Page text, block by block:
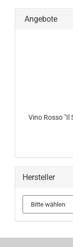
Angebote
Vino Rosso "Il
Hersteller